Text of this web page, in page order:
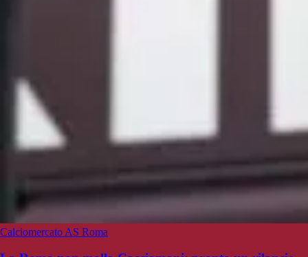
Calciomercato AS Roma